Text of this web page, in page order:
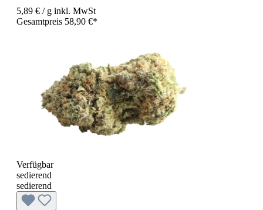
5,89 € / g inkl. MwSt
Gesamtpreis 58,90 €*
Verfügbar
sedierend
sedierend